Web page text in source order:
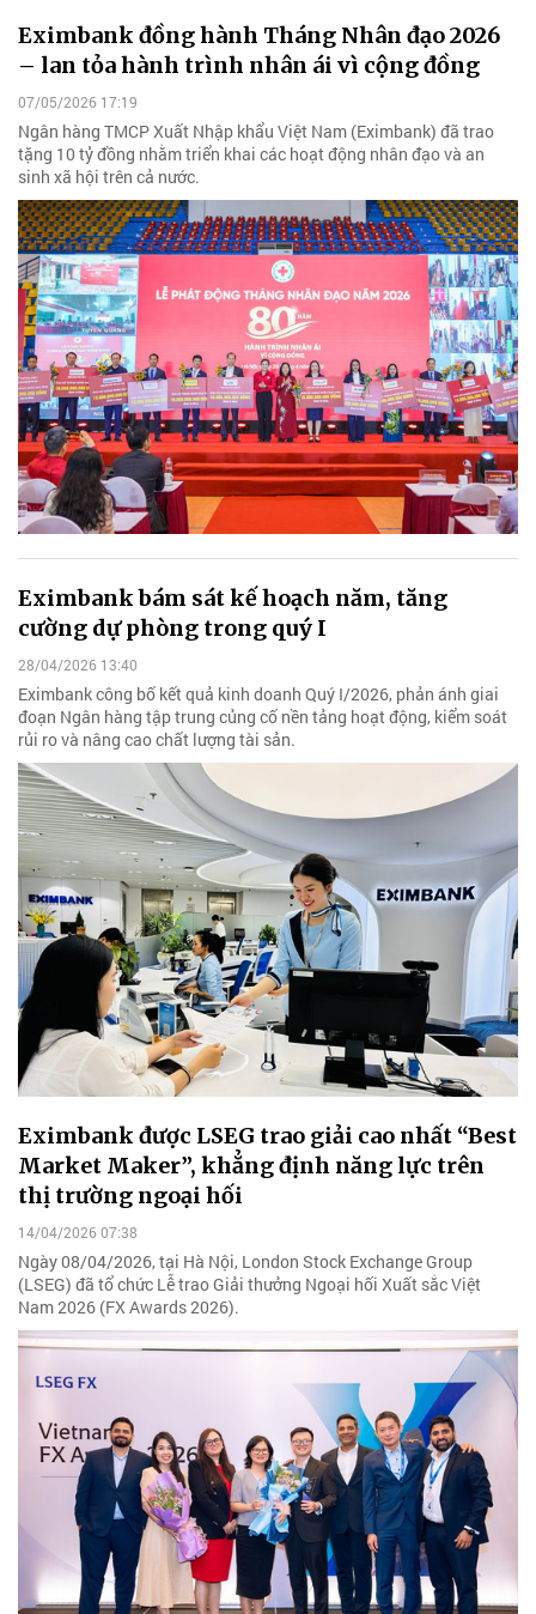
Eximbank đồng hành Tháng Nhân đạo 2026
– lan tỏa hành trình nhân ái vì cộng đồng
07/05/2026 17:19
Ngân hàng TMCP Xuất Nhập khẩu Việt Nam (Eximbank) đã trao
tặng 10 tỷ đồng nhằm triển khai các hoạt động nhân đạo và an
sinh xã hội trên cả nước.
Eximbank bám sát kế hoạch năm, tăng
cường dự phòng trong quý I
28/04/2026 13:40
Eximbank công bố kết quả kinh doanh Quý I/2026, phản ánh giai
đoạn Ngân hàng tập trung củng cố nền tảng hoạt động, kiểm soát
rủi ro và nâng cao chất lượng tài sản.
Eximbank được LSEG trao giải cao nhất “Best
Market Maker”, khẳng định năng lực trên
thị trường ngoại hối
14/04/2026 07:38
Ngày 08/04/2026, tại Hà Nội, London Stock Exchange Group
(LSEG) đã tổ chức Lễ trao Giải thưởng Ngoại hối Xuất sắc Việt
Nam 2026 (FX Awards 2026).